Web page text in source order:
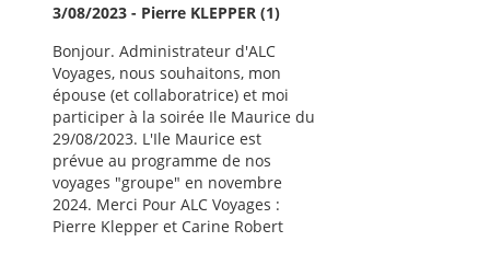
3/08/2023 - Pierre KLEPPER (1)
Bonjour. Administrateur d'ALC
Voyages, nous souhaitons, mon
épouse (et collaboratrice) et moi
participer à la soirée Ile Maurice du
29/08/2023. L'Ile Maurice est
prévue au programme de nos
voyages "groupe" en novembre
2024. Merci Pour ALC Voyages :
Pierre Klepper et Carine Robert